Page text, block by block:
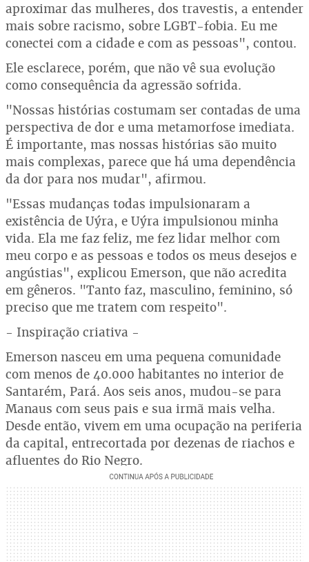
aproximar das mulheres, dos travestis, a entender
mais sobre racismo, sobre LGBT-fobia. Eu me
conectei com a cidade e com as pessoas", contou.
Ele esclarece, porém, que não vê sua evolução
como consequência da agressão sofrida.
"Nossas histórias costumam ser contadas de uma
perspectiva de dor e uma metamorfose imediata.
É importante, mas nossas histórias são muito
mais complexas, parece que há uma dependência
da dor para nos mudar", afirmou.
"Essas mudanças todas impulsionaram a
existência de Uýra, e Uýra impulsionou minha
vida. Ela me faz feliz, me fez lidar melhor com
meu corpo e as pessoas e todos os meus desejos e
angústias", explicou Emerson, que não acredita
em gêneros. "Tanto faz, masculino, feminino, só
preciso que me tratem com respeito".
- Inspiração criativa -
Emerson nasceu em uma pequena comunidade
com menos de 40.000 habitantes no interior de
Santarém, Pará. Aos seis anos, mudou-se para
Manaus com seus pais e sua irmã mais velha.
Desde então, vivem em uma ocupação na periferia
da capital, entrecortada por dezenas de riachos e
afluentes do Rio Negro.